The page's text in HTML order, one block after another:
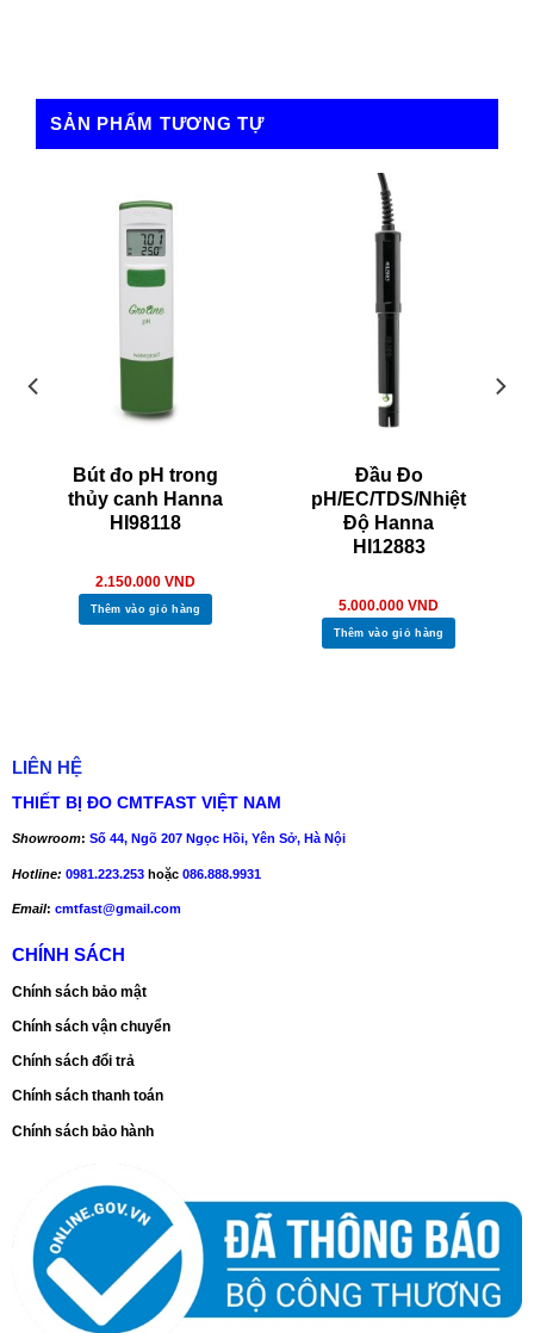
SẢN PHẨM TƯƠNG TỰ
Bút đo pH trong
thủy canh Hanna
HI98118
2.150.000 VND
Thêm vào giỏ hàng
Đầu Đo
pH/EC/TDS/Nhiệt
Độ Hanna
HI12883
5.000.000 VND
Thêm vào giỏ hàng
LIÊN HỆ
THIẾT BỊ ĐO CMTFAST VIỆT NAM
Showroom: Số 44, Ngõ 207 Ngọc Hồi, Yên Sở, Hà Nội
Hotline: 0981.223.253 hoặc086.888.9931
Email: cmtfast@gmail.com
CHÍNH SÁCH
Chính sách bảo mật
Chính sách vận chuyển
Chính sách đổi trả
Chính sách thanh toán
Chính sách bảo hành